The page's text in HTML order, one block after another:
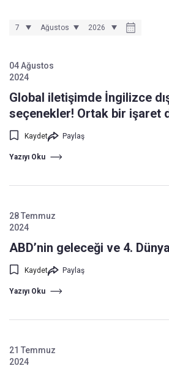
04 Ağustos
2024
Global iletişimde İngilizce
seçenekler! Ortak bir işaret
Kaydet Paylaş
Yazıyı Oku
28 Temmuz
2024
ABD’nin geleceği ve 4.
Kaydet Paylaş
Yazıyı Oku
21 Temmuz
2024